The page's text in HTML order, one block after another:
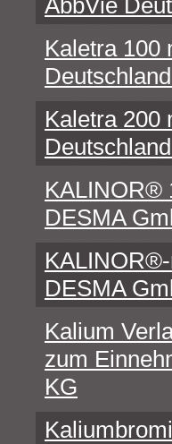
AbbVie
Kaletra 100
Kaletra 200
KALINOR®
DESMA
DESMA
Kalium
zum
KG